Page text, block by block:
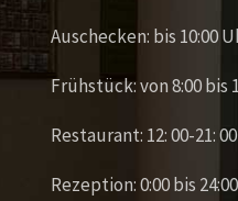
Auschecken: bis 10:00
Frühstück: von 8:00 bis
Restaurant: 12: 00-21: 00
Rezeption: 0:00 bis